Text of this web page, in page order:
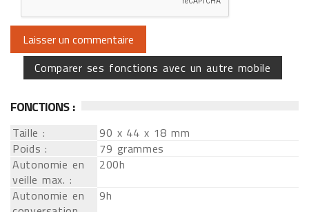
Comparer ses fonctions avec un autre mobile
FONCTIONS :
Taille :
90 x 44 x 18 mm
Poids :
79 grammes
Autonomie en
veille max. :
200h
Autonomie en
9h